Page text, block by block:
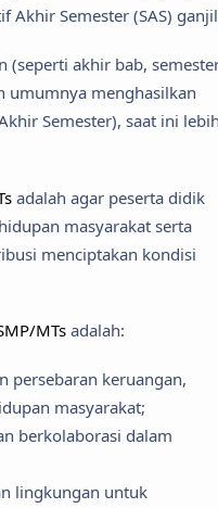
Akhir Semester (SAS)
(seperti akhir bab,
umumnya menghasilkan
Semester), saat ini
adalah agar peserta didik
masyarakat serta
menciptakan kondisi
MTsadalah:
persebaran keruangan,
masyarakat;
berkolaborasi dalam
lingkungan untuk